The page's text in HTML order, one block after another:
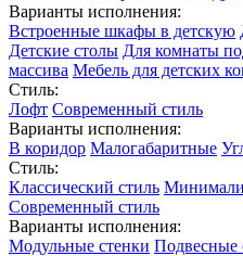
Варианты исполнения:
Встроенные шкафы в детскую
Детские столы Для комнаты
массива Мебель для детских
Стиль:
Лофт Современный стиль
Варианты исполнения:
В коридор Малогабаритные
Стиль:
Классический стиль
Современный стиль
Варианты исполнения:
Модульные стенки Подвесные